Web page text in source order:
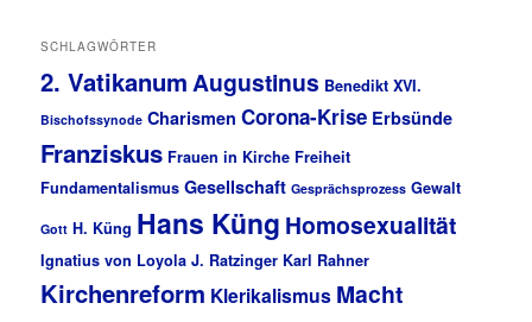
SCHLAGWÖRTER
2. Vatikanum Augustinus Benedikt XVI.
Bischofssynode Charismen Corona-Krise Erbsünde
Franziskus Frauen in Kirche Freiheit
Fundamentalismus Gesellschaft Gesprächsprozess Gewalt
Gott H. Küng Hans Küng Homosexualität
Ignatius von Loyola J. Ratzinger Karl Rahner
Kirchenreform Klerikalismus Macht